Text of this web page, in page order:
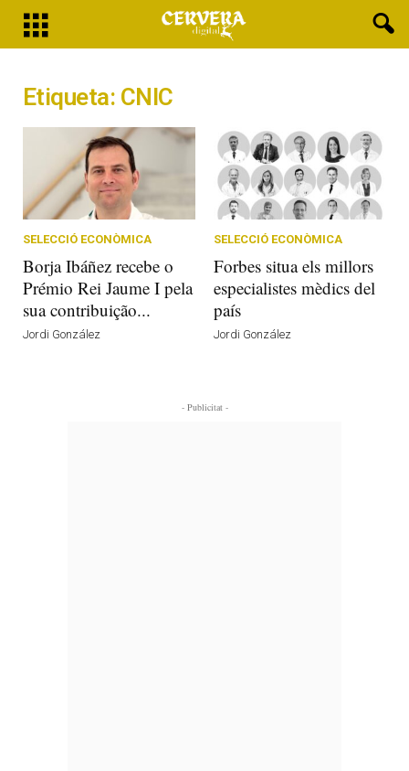
Etiqueta: CNIC
SELECCIÓ ECONÒMICA
Borja Ibáñez recebe o
Prémio Rei Jaume I pela
sua contribuição...
Jordi González
SELECCIÓ ECONÒMICA
Forbes situa els millors
especialistes mèdics del
país
Jordi González
- Publicitat -